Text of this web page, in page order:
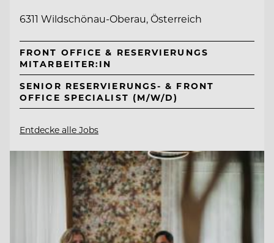
6311 Wildschönau-Oberau, Österreich
FRONT OFFICE & RESERVIERUNGS
MITARBEITER:IN
SENIOR RESERVIERUNGS- & FRONT
OFFICE SPECIALIST (M/W/D)
Entdecke alle Jobs